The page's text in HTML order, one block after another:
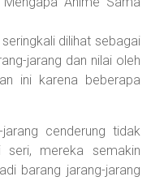
dilihat sebagai
jarang dan nilai oleh
ini karena beberapa
cenderung tidak
seri, mereka semakin
barang jarang-jarang